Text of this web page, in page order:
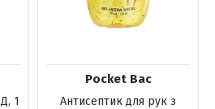
1
Pocket Bac
Антисептик для рук з